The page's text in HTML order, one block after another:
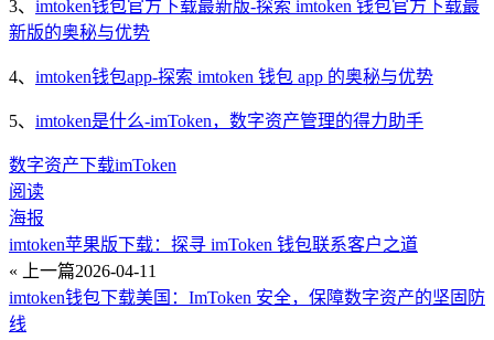
3、 imtoken钱包官方下载最新版-探索 imtoken 钱包官方下载最
新版的奥秘与优势
4、 imtoken钱包app-探索 imtoken 钱包 app 的奥秘与优势
5、 imtoken是什么-imToken，数字资产管理的得力助手
数字资产下载imToken
阅读
海报
imtoken苹果版下载：探寻 imToken 钱包联系客户之道
« 上一篇2026-04-11
imtoken钱包下载美国：ImToken 安全，保障数字资产的坚固防
线